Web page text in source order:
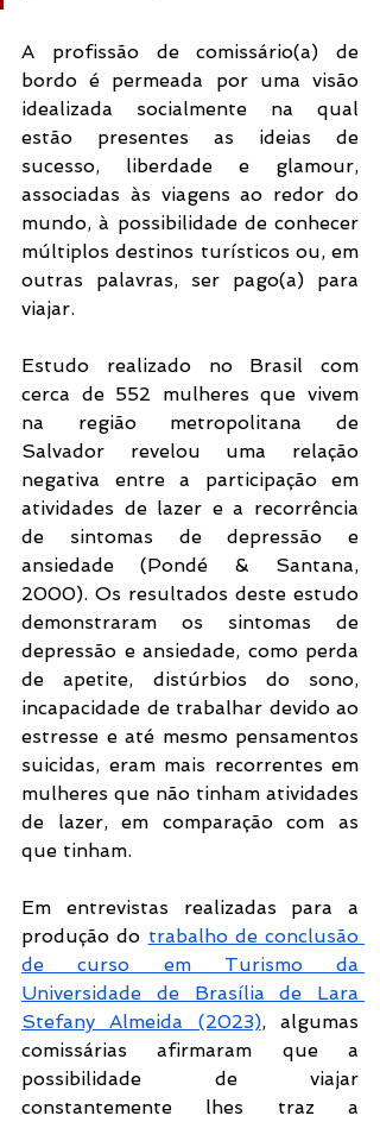
A profissão de comissário(a) de
bordo é permeada por uma visão
idealizada socialmente na qual
estão presentes as ideias de
sucesso, liberdade e glamour,
associadas às viagens ao redor do
mundo, à possibilidade de conhecer
múltiplos destinos turísticos ou, em
outras palavras, ser pago(a) para
viajar.
Estudo realizado no Brasil com
cerca de 552 mulheres que vivem
na região metropolitana de
Salvador revelou uma relação
negativa entre a participação em
atividades de lazer e a recorrência
de sintomas de depressão e
ansiedade (Pondé & Santana,
2000). Os resultados deste estudo
demonstraram os sintomas de
depressão e ansiedade, como perda
de apetite, distúrbios do sono,
incapacidade de trabalhar devido ao
estresse e até mesmo pensamentos
suicidas, eram mais recorrentes em
mulheres que não tinham atividades
de lazer, em comparação com as
que tinham.
Em entrevistas realizadas para a
produção do trabalho de conclusão
de curso em Turismo da
Universidade de Brasília de Lara
Stefany Almeida (2023), algumas
comissárias afirmaram que a
possibilidade de viajar
constantemente lhes traz a